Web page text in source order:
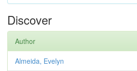
Discover
Author
Almeida, Evelyn